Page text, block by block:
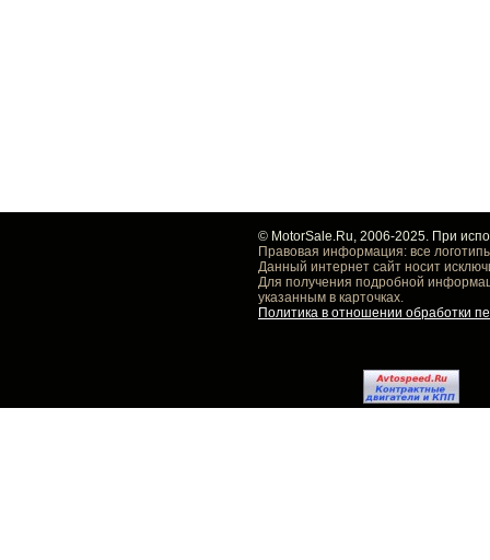
© MotorSale.Ru, 2006-2025. При
Правовая информация: все
Данный интернет сайт носит
Для получения подробной
указанным в карточках.
Политика в отношении обработки